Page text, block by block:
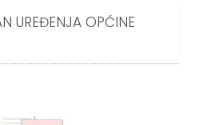
UREĐENJA OPĆINE